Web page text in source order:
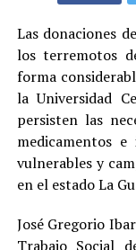
Las donaciones
los terremotos
forma
la Universidad
persisten las
medicamentos
vulnerables y
en el estado La
José Gregorio
Trabajo Social